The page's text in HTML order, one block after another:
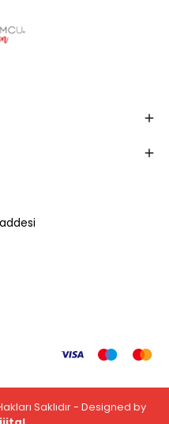
Saklıdır - Designed by